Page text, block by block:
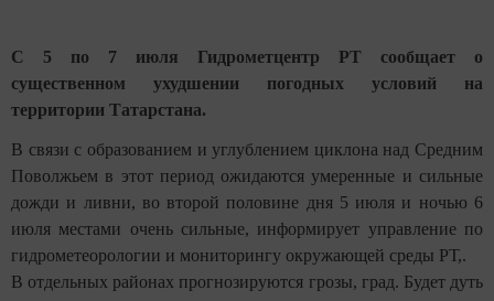
С 5 по 7 июля Гидрометцентр РТ сообщает о
существенном ухудшении погодных условий на
территории Татарстана.
В связи с образованием и углублением циклона над Средним
Поволжьем в этот период ожидаются умеренные и сильные
дожди и ливни, во второй половине дня 5 июля и ночью 6
июля местами очень сильные, информирует управление по
гидрометеорологии и мониторингу окружающей среды РТ,.
В отдельных районах прогнозируются грозы, град. Будет дуть